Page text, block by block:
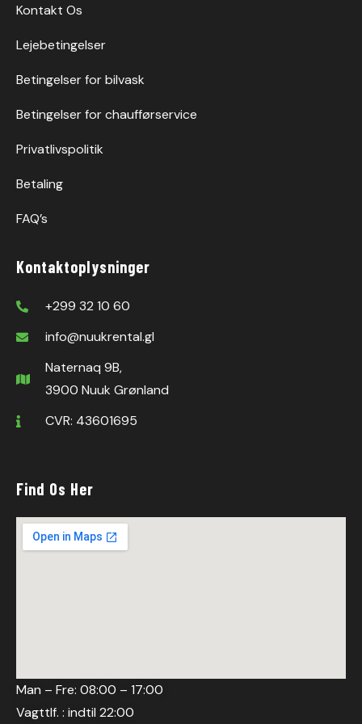
Kontakt Os
Lejebetingelser
Betingelser for bilvask
Betingelser for chaufførservice
Privatlivspolitik
Betaling
FAQ’s
Kontaktoplysninger
+299 32 10 60
info@nuukrental.gl
Naternaq 9B,
3900 Nuuk Grønland
CVR: 43601695
Find Os Her
Man – Fre: 08:00 – 17:00
Vagttlf. : indtil 22:00